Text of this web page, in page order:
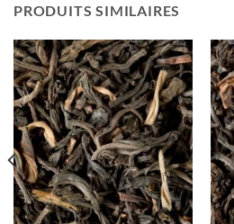
PRODUITS SIMILAIRES